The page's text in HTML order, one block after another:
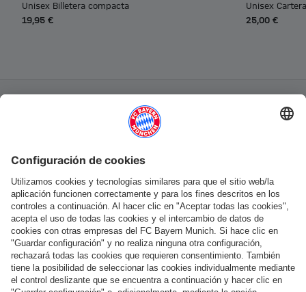
Unisex Billetera compacta
19,95 €
Unisex Cartera
25,00 €
Más categorías
Síguenos